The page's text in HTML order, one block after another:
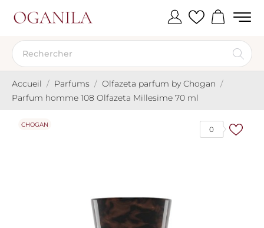
Accueil Parfums
Olfazeta parfum by Chogan
Parfum homme 108 Olfazeta Millesime 70 ml
0
CHOGAN